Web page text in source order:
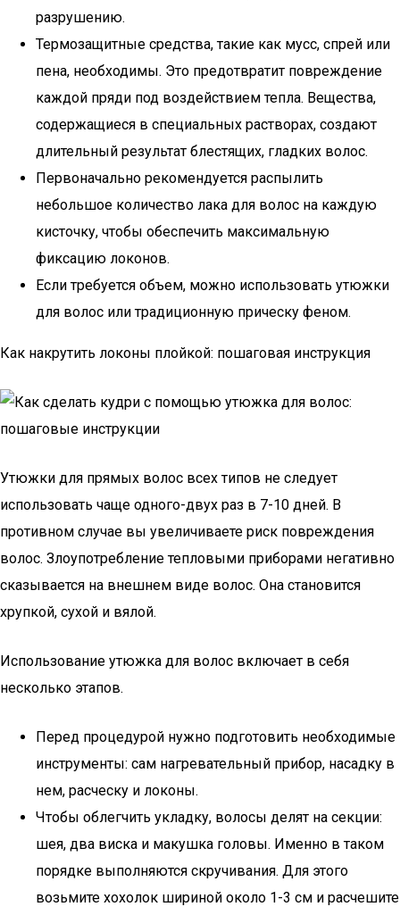
разрушению.
Термозащитные средства, такие как мусс, спрей или
пена, необходимы. Это предотвратит повреждение
каждой пряди под воздействием тепла. Вещества,
содержащиеся в специальных растворах, создают
длительный результат блестящих, гладких волос.
Первоначально рекомендуется распылить
небольшое количество лака для волос на каждую
кисточку, чтобы обеспечить максимальную
фиксацию локонов.
Если требуется объем, можно использовать утюжки
для волос или традиционную прическу феном.
Как накрутить локоны плойкой: пошаговая инструкция
Утюжки для прямых волос всех типов не следует
использовать чаще одного-двух раз в 7-10 дней. В
противном случае вы увеличиваете риск повреждения
волос. Злоупотребление тепловыми приборами негативно
сказывается на внешнем виде волос. Она становится
хрупкой, сухой и вялой.
Использование утюжка для волос включает в себя
несколько этапов.
Перед процедурой нужно подготовить необходимые
инструменты: сам нагревательный прибор, насадку в
нем, расческу и локоны.
Чтобы облегчить укладку, волосы делят на секции:
шея, два виска и макушка головы. Именно в таком
порядке выполняются скручивания. Для этого
возьмите хохолок шириной около 1-3 см и расчешите